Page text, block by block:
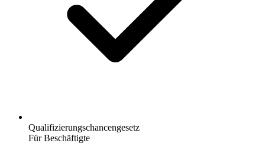
Qualifizierungschancengesetz
Für Beschäftigte